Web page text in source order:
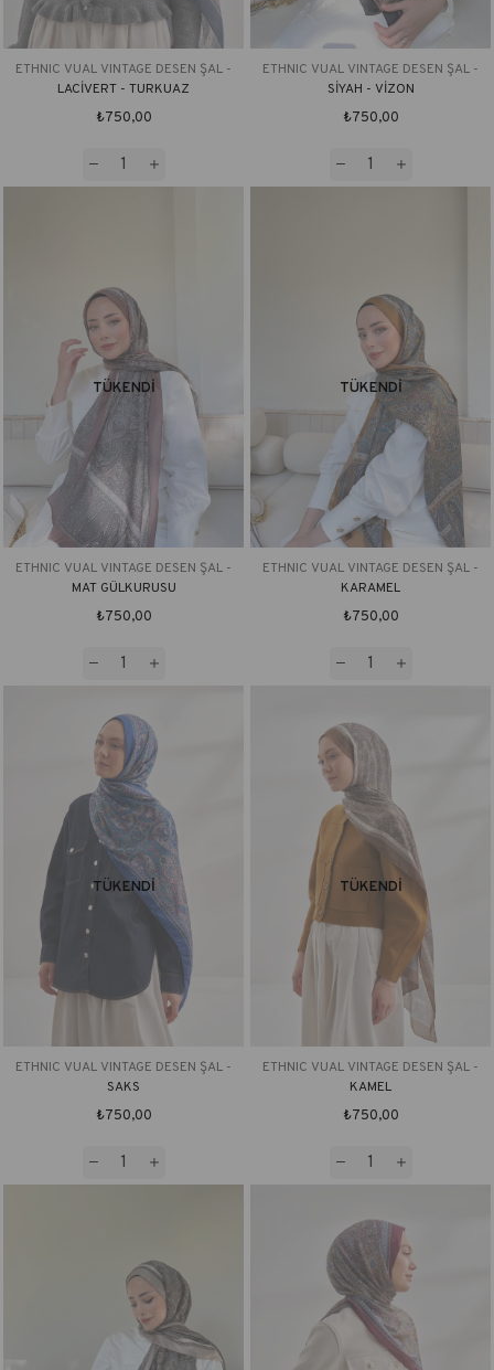
ETHNIC VUAL VINTAGE DESEN ŞAL -
LACİVERT - TURKUAZ
₺750,00
ETHNIC VUAL VINTAGE DESEN ŞAL -
SİYAH - VİZON
₺750,00
TÜKENDI
ETHNIC VUAL VINTAGE DESEN ŞAL -
MAT GÜLKURUSU
₺750,00
TÜKENDI
ETHNIC VUAL VINTAGE DESEN ŞAL -
KARAMEL
₺750,00
TÜKENDI
ETHNIC VUAL VINTAGE DESEN ŞAL -
SAKS
₺750,00
TÜKENDI
ETHNIC VUAL VINTAGE DESEN ŞAL -
KAMEL
₺750,00